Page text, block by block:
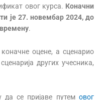
овог курса. Коначни
је 27. новембар 2024, до
.
оцене, а сценарио
других учесника,
да се пријаве путем овог